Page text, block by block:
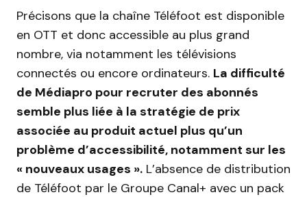
Précisons que la chaîne Téléfoot est disponible
en OTT et donc accessible au plus grand
nombre, via notamment les télévisions
connectés ou encore ordinateurs. La difficulté
de Médiapro pour recruter des abonnés
semble plus liée à la stratégie de prix
associée au produit actuel plus qu’un
problème d’accessibilité, notamment sur les
« nouveaux usages ». L’absence de distribution
de Téléfoot par le Groupe Canal+ avec un pack